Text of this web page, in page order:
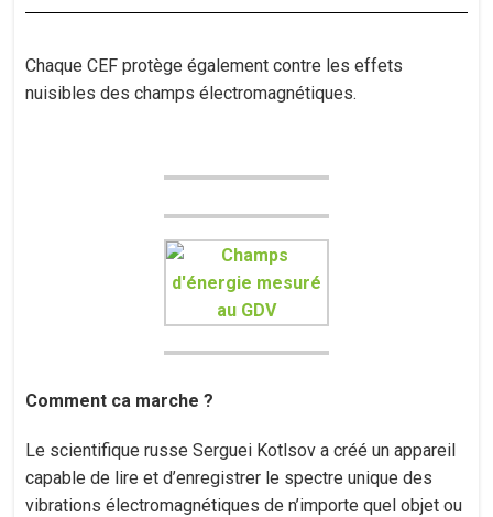
Chaque CEF protège également contre les effets
nuisibles des champs électromagnétiques.
Comment ca marche ?
Le scientifique russe Serguei Kotlsov a créé un appareil
capable de lire et d’enregistrer le spectre unique des
vibrations électromagnétiques de n’importe quel objet ou